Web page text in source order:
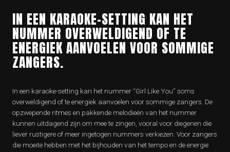
IN EEN KARAOKE-SETTING KAN HET
NUMMER OVERWELDIGEND OF TE
ENERGIEK AANVOELEN VOOR SOMMIGE
ZANGERS.
In een karaoke-setting kan het nummer “Girl Like You” soms
overweldigend of te energiek aanvoelen voor sommige zangers. De
opzwepende ritmes en pakkende melodieën van het nummer
kunnen uitdagend zijn om mee te zingen, vooral voor diegenen die
liever rustigere of meer ingetogen nummers verkiezen. Voor zangers
die moeite hebben met het bijhouden van het tempo en de energie